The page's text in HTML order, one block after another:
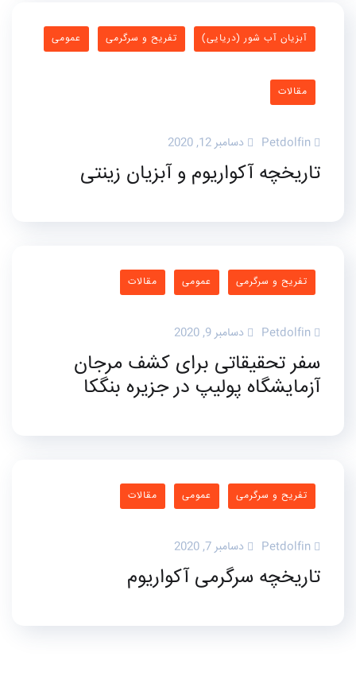
آبزیان آب شور (دریایی) تفریح و سرگرمی عمومی
مقالات
Petdolfin دسامبر 12, 2020
تاریخچه آکواریوم و آبزیان زینتی
تفریح و سرگرمی عمومی مقالات
Petdolfin دسامبر 9, 2020
سفر تحقیقاتی برای کشف مرجان
آزمایشگاه پولیپ در جزیره بنگکا
تفریح و سرگرمی عمومی مقالات
Petdolfin دسامبر 7, 2020
تاریخچه سرگرمی آکواریوم